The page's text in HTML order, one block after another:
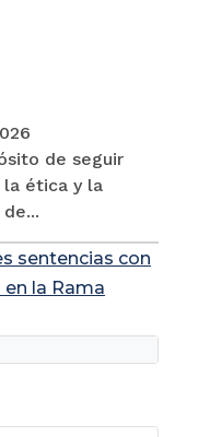
de seguir
ética y la
sentencias con
la Rama